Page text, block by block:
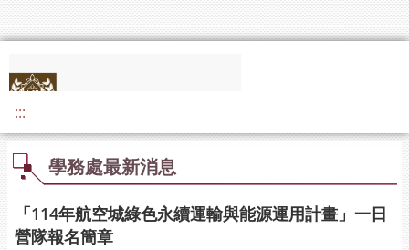
:::
學務處最新消息
「114年航空城綠色永續運輸與能源運用計畫」一日
營隊報名簡章